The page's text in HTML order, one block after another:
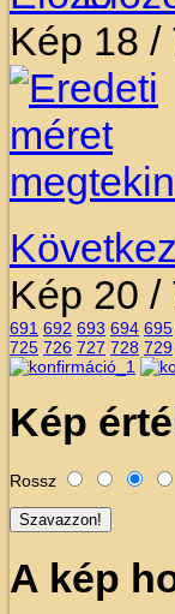
Kép 18 /
Kép 20 /
691 692 693 694 695
725 726 727 728 729
Kép
Rossz
A kép